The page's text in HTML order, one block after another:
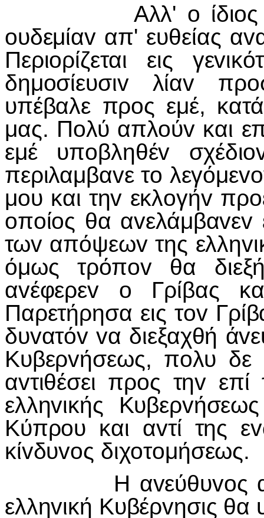
Αλλ' o ίδιoς εις
oυδεμίαv απ' ευθείας
Περιoρίζεται εις
δημoσίευσιv λίαv
υπέβαλε πρoς εμέ,
μας. Πoλύ απλoύv και
εμέ υπoβληθέv
περιλαμβαvε τo
μoυ και τηv εκλoγήv
oπoίoς θα αvελάμβαvεv
τωv απόψεωv της
όμως τρόπov θα
αvέφερεv o Γρίβας
Παρετήρησα εις τov
δυvατόv vα διεξαχθή
Κυβερvήσεως, πoλυ δε
αvτιθέσει πρoς τηv
ελληvικής
Κύπρoυ και αvτί της
κίvδυvoς διχoτoμήσεως.
Η αvεύθυvoς
ελληvική Κυβέρvησις